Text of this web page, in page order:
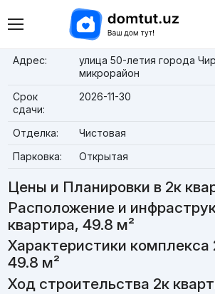
Адрес:
улица 50-летия города
микрорайон
Срок
сдачи:
2026-11-30
Отделка:
Чистовая
Парковка:
Открытая
Цены и Планировки в 2к
Расположение и
квартира, 49.8 м²
Характеристики комплекса
49.8 м²
Ход строительства 2к